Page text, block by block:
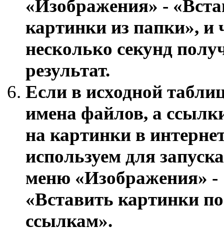
«Изображения» -
картинки из папки», и
несколько секунд
результат.
Если в исходной
имена файлов, а
на картинки в
используем для
меню «Изображения» -
«Вставить картинки по
ссылкам».